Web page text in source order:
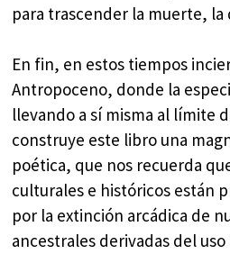
para trascender la muerte, la
En fin, en estos tiempos
Antropoceno, donde la
llevando a sí misma al límite
construye este libro una
poética, que nos recuerda
culturales e históricos están
por la extinción arcádica de
ancestrales derivadas del